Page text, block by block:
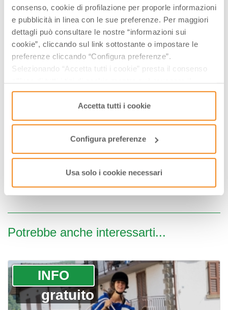
consenso, cookie di profilazione per proporle informazioni
e pubblicità in linea con le sue preferenze. Per maggiori
dettagli può consultare le nostre “informazioni sui
cookie”, cliccando sul link sottostante o impostare le
preferenze cliccando “Configura preferenze”.
Selezionando “Accetta tutti i cookie” presta il consenso
consenso cliccando su “Usa solo i cookie necessari” e
saranno attivati i soli cookie tecnici necessari al corretto
funzionamento del sito.
Accetta tutti i cookie
Configura preferenze
Usa solo i cookie necessari
01
02 03 04 05 06
07
08
09 10 11 12 13
14
15
16 17 18 19 20
22
23 24 25 26 27
28
29
03
­INFO & BIGLIETTI
Comune di Mesola
3383658229
simone.seghi@comune.mesola.fe.it
Potrebbe anche interessarti...
­INFO
gratuito